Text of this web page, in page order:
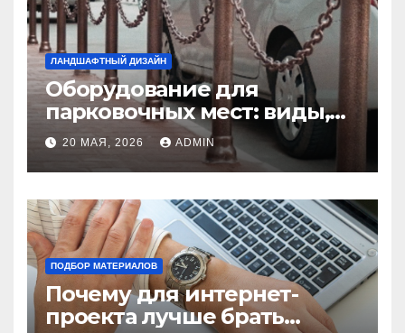
ЛАНДШАФТНЫЙ ДИЗАЙН
Оборудование для
парковочных мест: виды,
функции и нормы
установки
20 МАЯ, 2026 ADMIN
ПОДБОР МАТЕРИАЛОВ
Почему для интернет-
проекта лучше брать